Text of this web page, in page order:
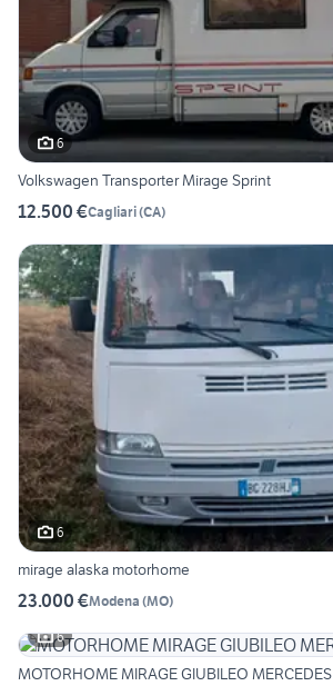
6
Volkswagen Transporter Mirage Sprint
12.500 €Cagliari(CA)
6
mirage alaska motorhome
23.000 €Modena (MO)
6
MOTORHOME MIRAGE GIUBILEO MERCEDES